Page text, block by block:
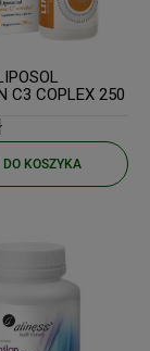
C3 COPLEX 250
DO KOSZYKA